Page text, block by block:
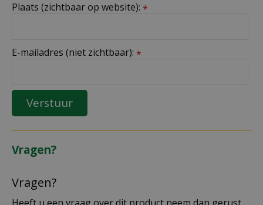
Plaats (zichtbaar op website): *
E-mailadres (niet zichtbaar): *
Vragen?
Vragen?